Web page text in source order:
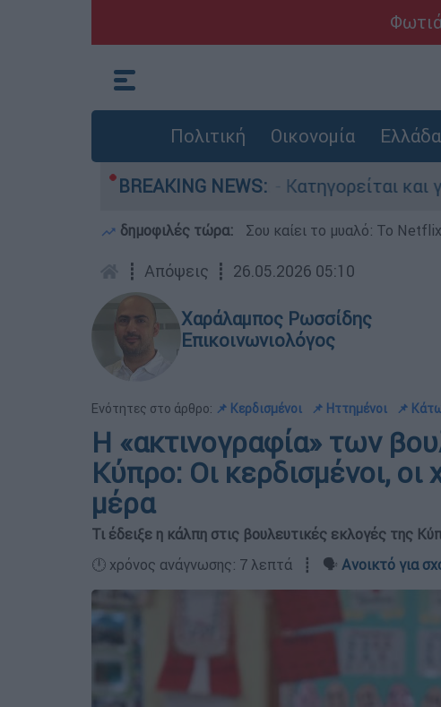
Πολιτική Οικονομία Ελλάδα
BREAKING NEWS:
στην Ελλάδα - Κατηγορείται και για την
δημοφιλές τώρα: Σου καίει το μυαλό: Το
┋ Απόψεις ┋ 26.05.2026 05:10
Χαράλαμπος Ρωσσίδης
Επικοινωνιολόγος
Ενότητες στο άρθρο: 📌 Κερδισμένοι 📌 Ηττημένοι 📌
Η «ακτινογραφία» των
Κύπρο: Οι κερδισμένοι, οι
μέρα
Τι έδειξε η κάλπη στις βουλευτικές εκλογές της
🕛 χρόνος ανάγνωσης: 7 λεπτά ┋ 🗣️ Ανοικτό για